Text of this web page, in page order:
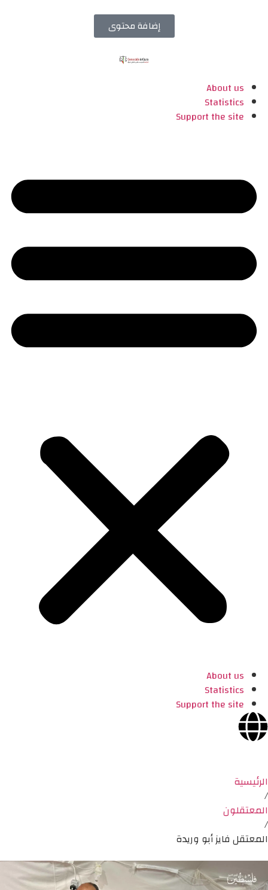
إضافة محتوى
About us
Statistics
Support the site
About us
Statistics
Support the site
الرئيسية
/
المعتقلون
/
المعتقل فايز أبو وريدة